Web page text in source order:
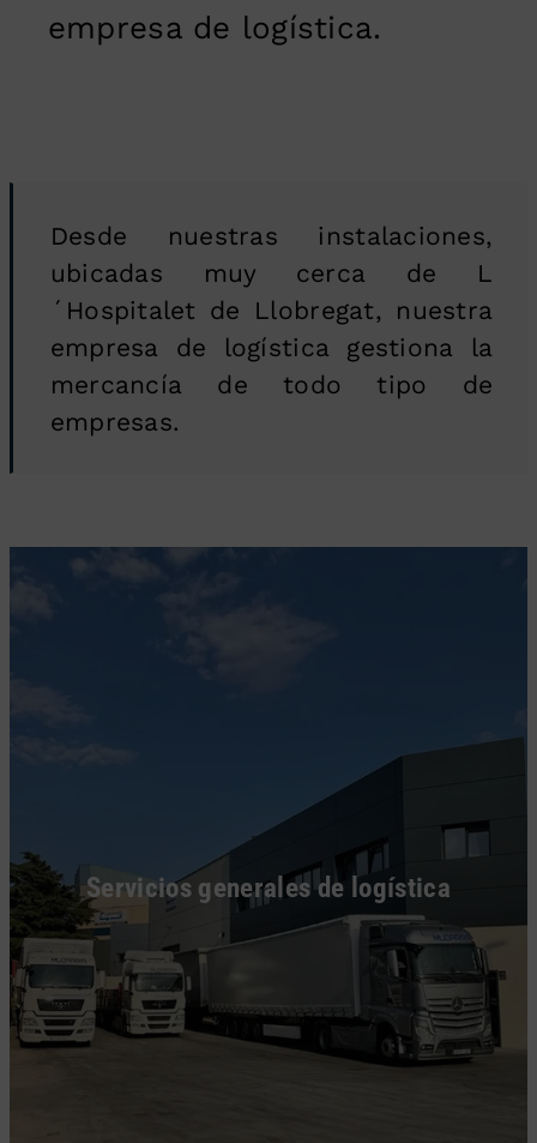
empresa de logística.
Desde nuestras instalaciones,
ubicadas muy cerca de L
´Hospitalet de Llobregat, nuestra
empresa de logística gestiona la
mercancía de todo tipo de
empresas.
Servicios generales de logística